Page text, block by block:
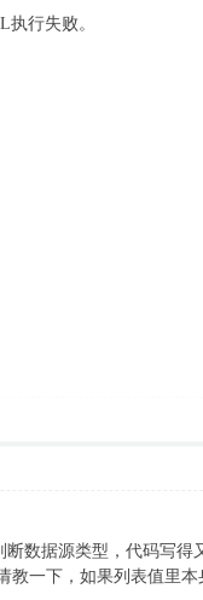
行失败。
数据源类型，代码写
一下，如果列表值里本